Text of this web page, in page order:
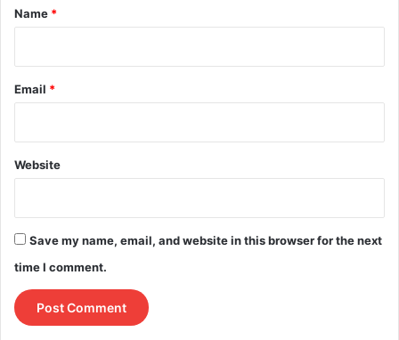
*
Name *
Email *
Website
Save my name, email, and website in this browser for the next
time I comment.